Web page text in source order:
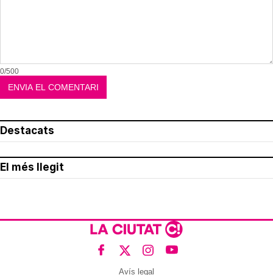
0/500
Destacats
El més llegit
Avís legal